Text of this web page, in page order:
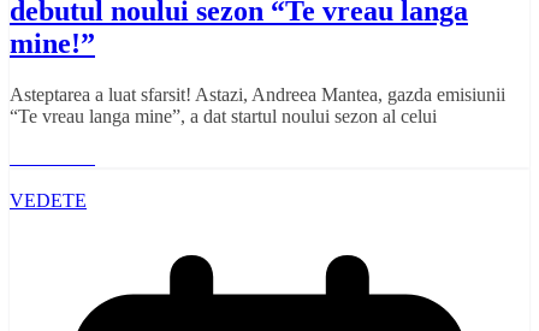
debutul noului sezon “Te vreau langa
mine!”
Asteptarea a luat sfarsit! Astazi, Andreea Mantea, gazda emisiunii
“Te vreau langa mine”, a dat startul noului sezon al celui
VEDETE